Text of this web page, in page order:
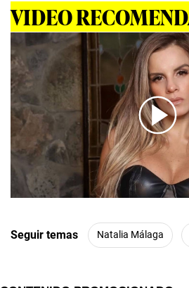
VIDEO
00:00 01:00
Seguir temas Natalia Málaga